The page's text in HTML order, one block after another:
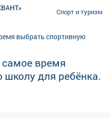
проводятся
спортсмены достойно
и
и известных
стали важной частью
Спорт и туризм
время
для ребёнка.